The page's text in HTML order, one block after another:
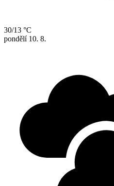
30/13 °C
pondělí 10. 8.